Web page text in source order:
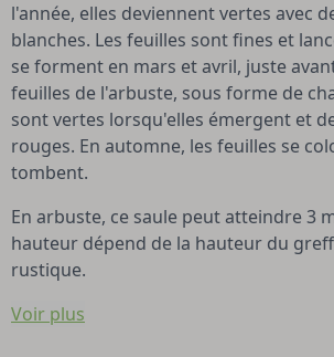
l'année, elles deviennent vertes avec
blanches. Les feuilles sont fines et
se forment en mars et avril, juste
feuilles de l'arbuste, sous forme de
sont vertes lorsqu'elles émergent et
rouges. En automne, les feuilles se
tombent.
En arbuste, ce saule peut atteindre 3
hauteur dépend de la hauteur du
rustique.
Voir plus